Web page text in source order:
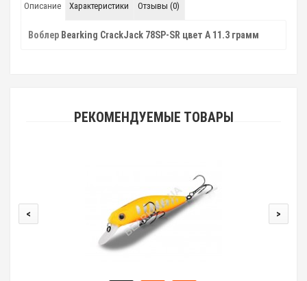
Описание Характеристики Отзывы (0)
Воблер Bearking CrackJack 78SP-SR цвет A 11.3 грамм
РЕКОМЕНДУЕМЫЕ ТОВАРЫ
< >